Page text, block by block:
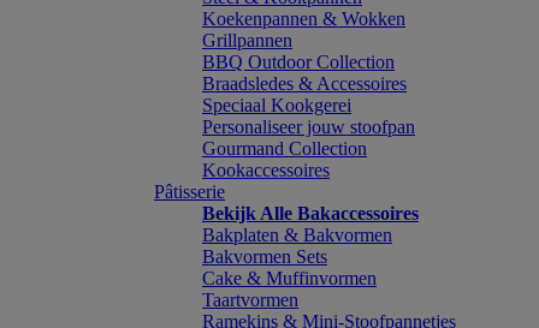
Koekenpannen & Wokken
Grillpannen
BBQ Outdoor Collection
Braadsledes & Accessoires
Speciaal Kookgerei
Personaliseer jouw stoofpan
Gourmand Collection
Kookaccessoires
Pâtisserie
Bekijk Alle Bakaccessoires
Bakplaten & Bakvormen
Bakvormen Sets
Cake & Muffinvormen
Taartvormen
Ramekins & Mini-Stoofpannetjes